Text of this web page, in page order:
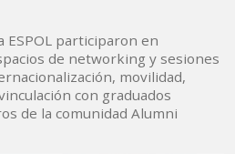
participaron en
de networking y sesiones
movilidad,
con graduados
de la comunidad Alumni